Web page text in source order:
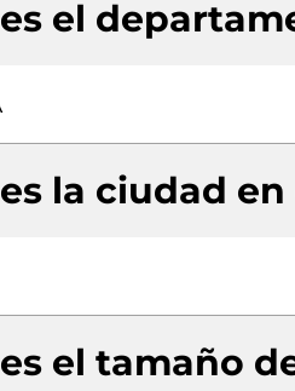
el
la ciudad
el tamaño